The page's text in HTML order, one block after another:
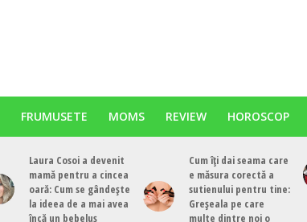
FRUMUSETE MOMS REVIEW HOROSCOP
Laura Cosoi a devenit
mamă pentru a cincea
oară: Cum se gândește
la ideea de a mai avea
încă un bebeluș
Cum îți dai seama care
e măsura corectă a
sutienului pentru tine:
Greșeala pe care
multe dintre noi o